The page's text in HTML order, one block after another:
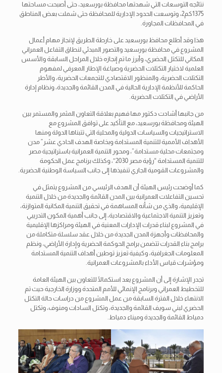
نتائجه التوسعات التي شهدتها محافظة بورسعيد، حتى أصبحت مساحتها
1375كم2، وتوسعت الحدود الإدارية للمحافظة حتى شملت بعض المناطق
في المحافظات المجاورة.
هذا وقد أطلع محافظ بورسعيد على خارطة الطريق لإنجاز مهام أعمال
المشروع في محافظة بورسعيد والتصور المبدئي لنطاق التفاعل العمراني
المكاني للتكتل الحضري، وأبرز ما تم إنجازه خلال المراحل السابقة والأسس
العلمية لاختيار التكتلات الحضرية وصياغة الإطار المعرفي لمفهوم
التكتلات الحضرية، والمنظور الاقتصادي للتجمعات الحضرية، والأطر
الحاكمة للأنظمة الإدارية الحالية في المدن القائمة والجديدة، ونظام إدارة
الأراضي في التكتلات الحضرية.
من جانبها أشادت دكتور مها فهيم بعلاقة التعاون المثمر والمستمر بين
الهيئة ومحافظة بورسعيد، مع التأكيد على توافق المشروع مع
الاستراتيجيات والسياسات الدولية والمحلية التي تتبناها الدولة ومنها
الأهداف الأممية للتنمية المستدامة وبخاصة الهدف الحادي عشر” مدن
ومجتمعات محلية مستدامة”، ومحور التنمية العمرانية باستراتيجية مصر
للتنمية المستدامة “رؤية مصر 2030″، وكذلك برنامج عمل الحكومة
والمشروعات القومية الجاري تنفيذها إلى جانب السياسة الوطنية الحضرية.
كما أوضحت رئيس الهيئة أن الهدف الرئيسي من المشروع يتمثل في
تحسين التفاعلات العمرانية بين المدن القائمة والجديدة من خلال التنمية
الإقليمية، والذي من شأنه المساهمة في تحقيق التنمية المكانية المتوازنة،
وتعزيز التنمية الاجتماعية والاقتصادية، إلى جانب أهمية المكون التدريبي
في المشروع لبناء قدرات الإدارات المعنية في الهيئة ومراكزها الإقليمية
والمحافظات وأجهزة المدن الجديدة من خلال عقد سلسلة متكاملة من
برامج بناء القدرات تتضمن برامج الحوكمة الحضرية وإدارة الأراضي، ونظم
المعلومات الجغرافية، وكيفية تعزيز توطين أهداف التنمية المستدامة
ومؤشرات قياس الأداء بالمشروعات العمرانية.
تجدر الإشارة إلى أن المشروع يعد استكمالًا للتعاون بين الهيئة العامة
للتخطيط العمراني وبرنامج الإنمائي للأمم المتحدة ووزارة الخارجية حيث تم
الانتهاء خلال الفترة السابقة من عمل المشروع من دراسات حالة التكتل
الحضري لبني سويف القائمة والجديدة، وتكتل السادات ومنوف، وتكتل
دمياط القائمة والجديدة وميناء دمياط.